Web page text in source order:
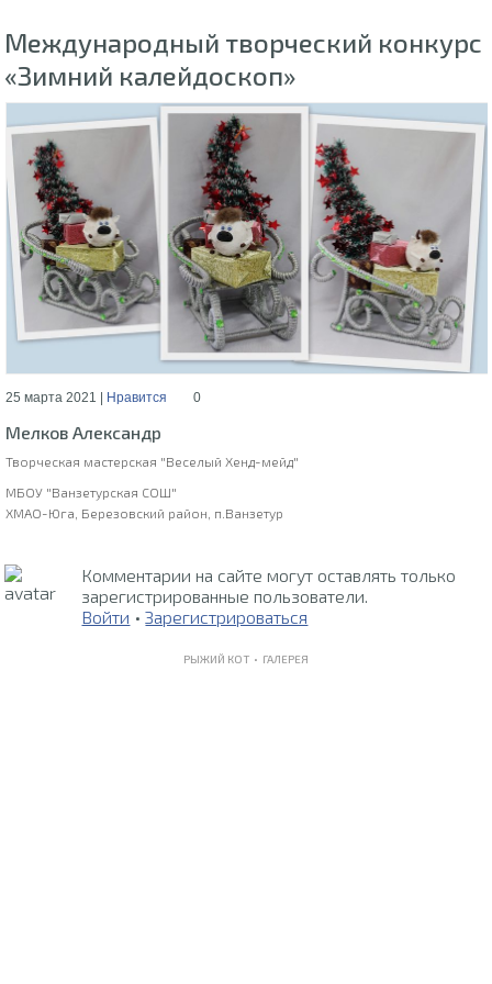
Международный творческий конкурс
«Зимний калейдоскоп»
25 марта 2021 | Нравится 0
Мелков Александр
Творческая мастерская "Веселый Хенд-мейд"
МБОУ "Ванзетурская СОШ"
ХМАО-Юга, Березовский район, п.Ванзетур
Комментарии на сайте могут оставлять только
зарегистрированные пользователи.
Войти •Зарегистрироваться
РЫЖИЙ КОТ • ГАЛЕРЕЯ